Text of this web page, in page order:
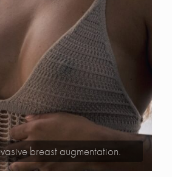
breast augmentation.